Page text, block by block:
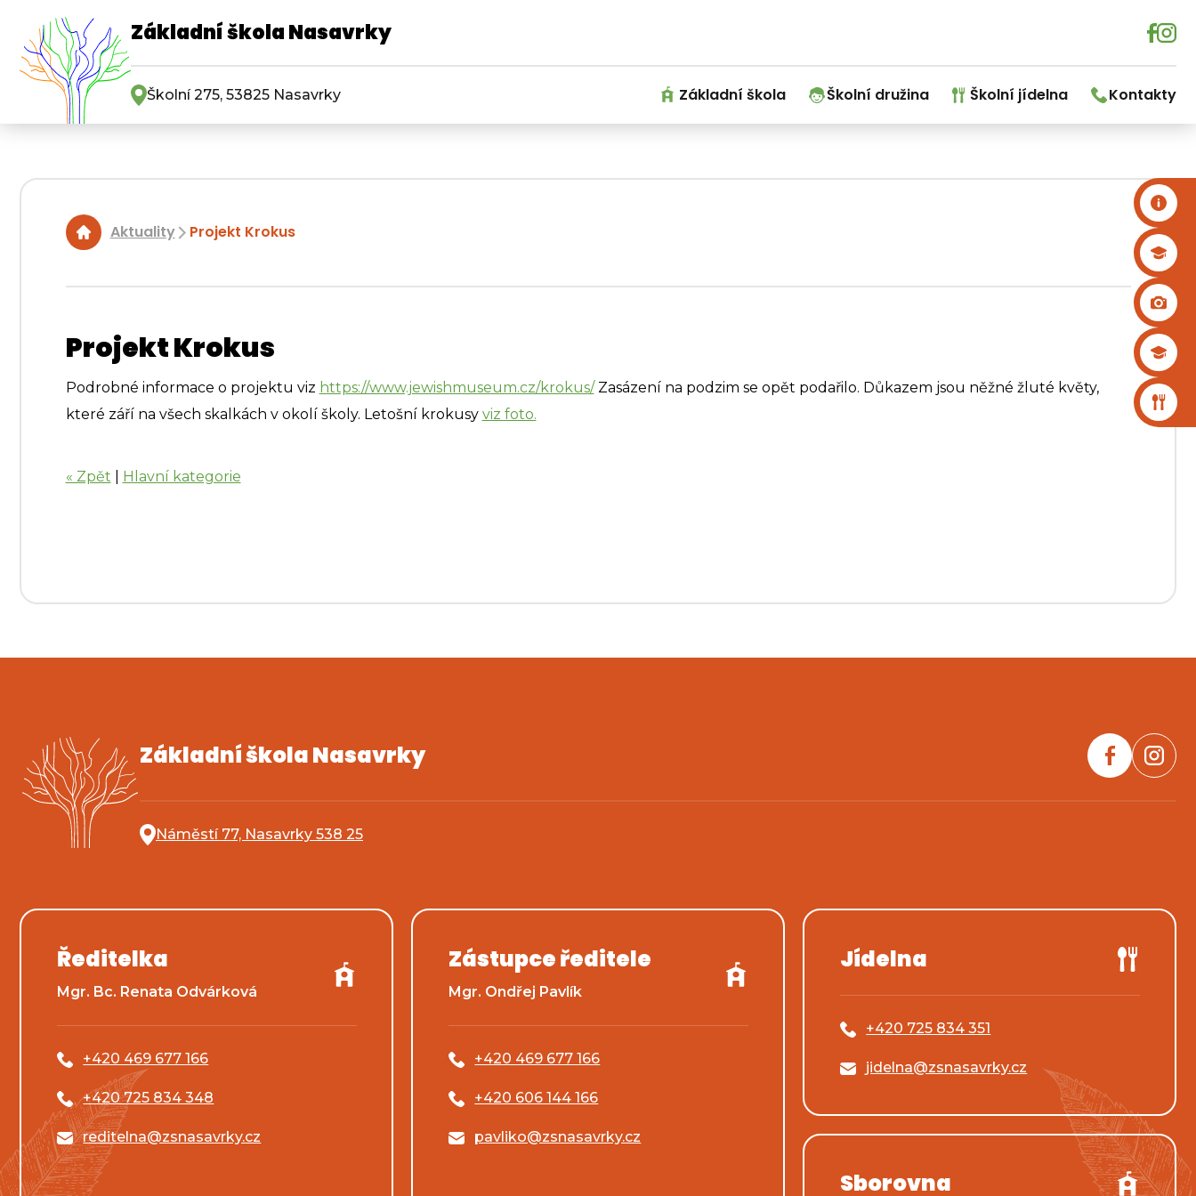
Základní škola Nasavrky
Školní 275, 53825 Nasavrky Základní škola Školní družina Školní jídelna Kontakty
Aktuality| Projekt Krokus
Projekt Krokus
Podrobné informace o projektu viz https://www.jewishmuseum.cz/krokus/Zasázení na podzim se opět podařilo. Důkazem jsou něžné žluté květy,
které září na všech skalkách v okolí školy. Letošní krokusy viz foto.
« Zpět Hlavní kategorie
Základní škola Nasavrky
Náměstí 77, Nasavrky 538 25
Ředitelka
Mgr. Bc. Renata Odvárková
+420 469 677 166
+420 725 834 348
reditelna@zsnasavrky.cz
Zástupce ředitele
Mgr. Ondřej Pavlík
+420 469 677 166
+420 606 144 166
pavliko@zsnasavrky.cz
Jídelna
+420 725 834 351
jidelna@zsnasavrky.cz
Sborovna